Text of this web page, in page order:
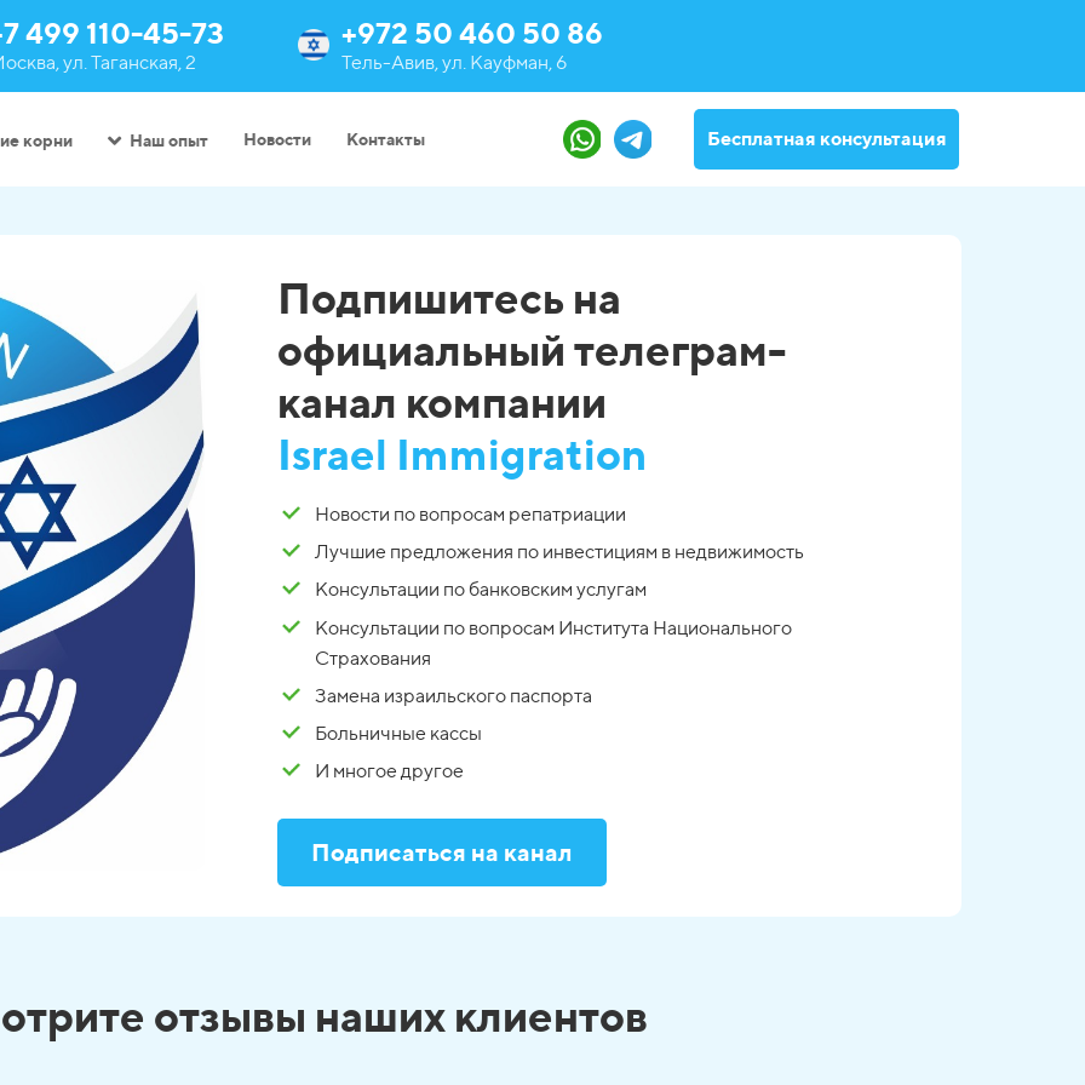
499 110-45-73
ул. Таганская, 2
+972 50 460 50 86
Тель-Авив, ул. Кауфман, 6
корни Наш опыт Новости Контакты Бесплатная консультация
Подпишитесь на
официальный телеграм-
канал компании
Israel Immigration
Новости по вопросам репатриации
Лучшие предложения по инвестициям в недвижимость
Консультации по банковским услугам
Консультации по вопросам Института Национального
Страхования
Замена израильского паспорта
Больничные кассы
И многое другое
Подписаться на канал
отзывы наших клиентов